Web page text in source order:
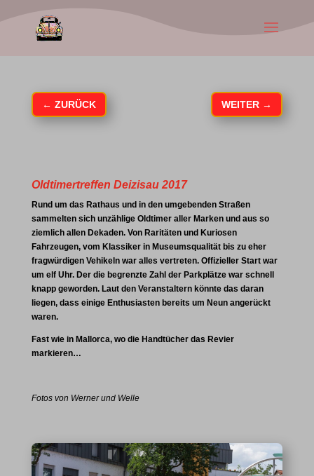
← ZURÜCK WEITER →
Oldtimertreffen Deizisau 2017
Rund um das Rathaus und in den umgebenden Straßen
sammelten sich unzählige Oldtimer aller Marken und aus so
ziemlich allen Dekaden. Von Raritäten und Kuriosen
Fahrzeugen, vom Klassiker in Museumsqualität bis zu eher
fragwürdigen Vehikeln war alles vertreten. Offizieller Start war
um elf Uhr. Der die begrenzte Zahl der Parkplätze war schnell
knapp geworden. Laut den Veranstaltern könnte das daran
liegen, dass einige Enthusiasten bereits um Neun angerückt
waren.
Fast wie in Mallorca, wo die Handtücher das Revier
markieren…
Fotos von Werner und Welle